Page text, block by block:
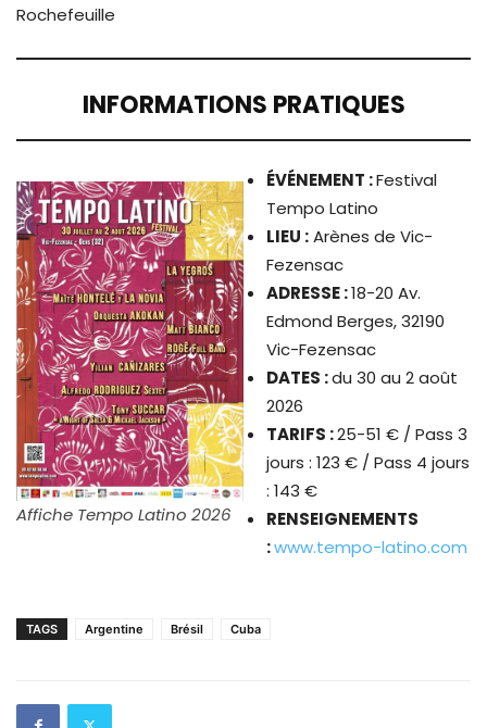
Rochefeuille
INFORMATIONS PRATIQUES
Affiche Tempo Latino 2026
ÉVÉNEMENT :Festival
Tempo Latino
LIEU :Arènes de Vic-
Fezensac
ADRESSE :18-20 Av.
Edmond Berges, 32190
Vic-Fezensac
DATES :du 30 au 2 août
2026
TARIFS :25-51 € / Pass 3
jours : 123 € / Pass 4 jours
: 143 €
RENSEIGNEMENTS
:www.tempo-latino.com
TAGS Argentine Brésil Cuba